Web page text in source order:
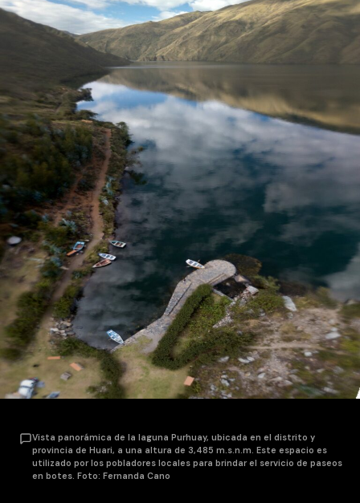
Vista panorámica de la laguna Purhuay, ubicada en el distrito y
provincia de Huari, a una altura de 3,485 m.s.n.m. Este espacio es
utilizado por los pobladores locales para brindar el servicio de paseos
en botes. Foto: Fernanda Cano